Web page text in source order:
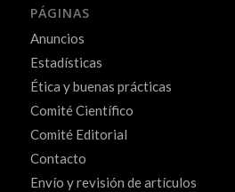
PÁGINAS
Anuncios
Estadísticas
Ética y buenas prácticas
Comité Científico
Comité Editorial
Contacto
Envío y revisión de artículos